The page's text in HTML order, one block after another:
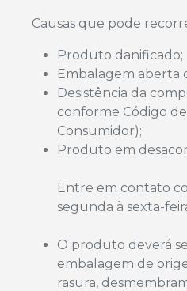
Causas que pode
Produto danificado;
Embalagem aberta
Desistência da
conforme Código
Consumidor);
Produto em
Entre em contato
segunda à sexta-
O produto deverá
embalagem de
rasura,